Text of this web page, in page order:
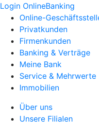
Login OnlineBanking
Online-
Privatkunden
Firmenkunden
Banking & Verträge
Meine Bank
Service & Mehrwerte
Immobilien
Über uns
Unsere Filialen